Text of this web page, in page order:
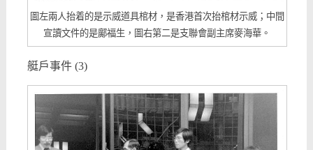
圖左兩人抬着的是示威道具棺材，是香港首次抬棺材示威；中間
宣讀文件的是鄺福生，圖右第二是支聯會副主席麥海華。
艇戶事件 (3)